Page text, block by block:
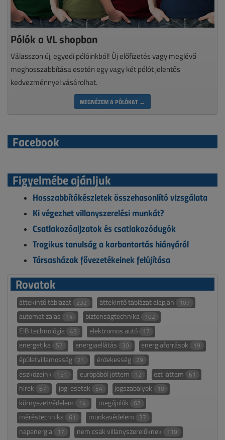
Pólók a VL shopban
Válasszon új, egyedi pólóinkból! Új előfizetés vagy meglévő
meghosszabbítása esetén egy vagy két pólót jelentős
kedvezménnyel vásárolhat.
MEGNÉZEM A PÓLÓKAT →
Facebook
Figyelmébe ajánljuk
Hosszabbítókészletek összehasonlító vizsgálata
Ki végezhet villanyszerelési munkát?
Csatlakozóaljzatok és csatlakozódugók
Tragikus tanulság a karbantartás hiányáról
Társasházak fővezetékeinek felújítása
Rovatok
áttekintő táblázat 232 áttekintő táblázat alapján 107
automatizálás 14 biztonságtechnika 102
EIB technológia 43 elektromos autó 17
energetika 57 energiaellátás 30 energiaforrások 19
épületvillamosság 21 érdekesség 29
eszközeink 151 európából jöttem 12 ezt láttam 61
hírek 67 jogi esetek 54 jogszabályok 10
környezetvédelem 14 megújulók 62
méréstechnika 61 munkavédelem 37
napenergia 17 nem csak villanyszerelőknek 119